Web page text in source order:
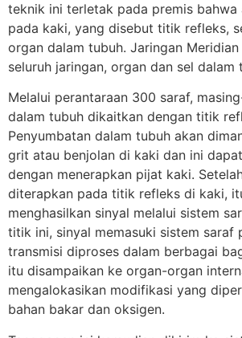
teknik ini terletak pada premis bahwa
pada kaki, yang disebut titik refleks,
organ dalam tubuh. Jaringan
seluruh jaringan, organ dan sel dalam
Melalui perantaraan 300 saraf,
dalam tubuh dikaitkan dengan titik
Penyumbatan dalam tubuh akan
grit atau benjolan di kaki dan ini
dengan menerapkan pijat kaki.
diterapkan pada titik refleks di kaki,
menghasilkan sinyal melalui sistem
titik ini, sinyal memasuki sistem saraf
transmisi diproses dalam berbagai
itu disampaikan ke organ-organ
mengalokasikan modifikasi yang
bahan bakar dan oksigen.